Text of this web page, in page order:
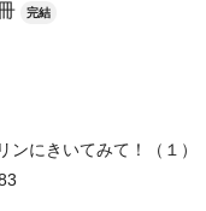
完結
ンにきいてみて！（１）